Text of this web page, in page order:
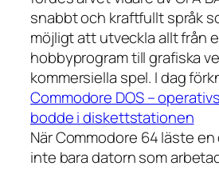
snabbt och kraftfullt språk
möjligt att utveckla allt från
hobbyprogram till grafiska
kommersiella spel. I dag
Commodore DOS –
bodde i diskettstationen
När Commodore 64 läste
inte bara datorn som